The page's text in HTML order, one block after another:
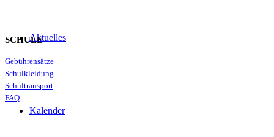
Aktuelles
Kalender
SCHULE
Gebührensätze
Schulkleidung
Schultransport
FAQ